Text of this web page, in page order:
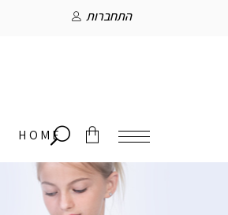
התחברות
HOME
אין מוצרים בסל